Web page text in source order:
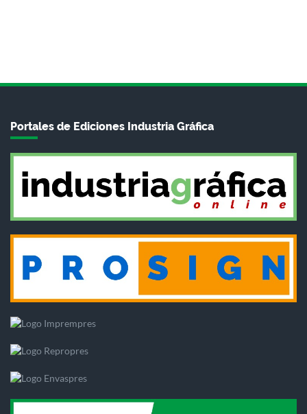
Portales de Ediciones Industria Gráfica